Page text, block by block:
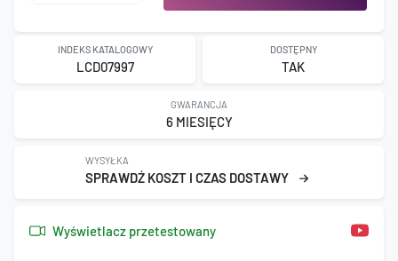
INDEKS KATALOGOWY
LCD07997
DOSTĘPNY
TAK
GWARANCJA
6 MIESIĘCY
WYSYŁKA
SPRAWDŹ KOSZT I CZAS DOSTAWY
Wyświetlacz przetestowany